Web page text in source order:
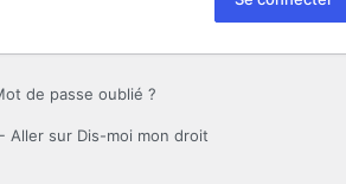
de passe oublié ?
Aller sur Dis-moi mon droit